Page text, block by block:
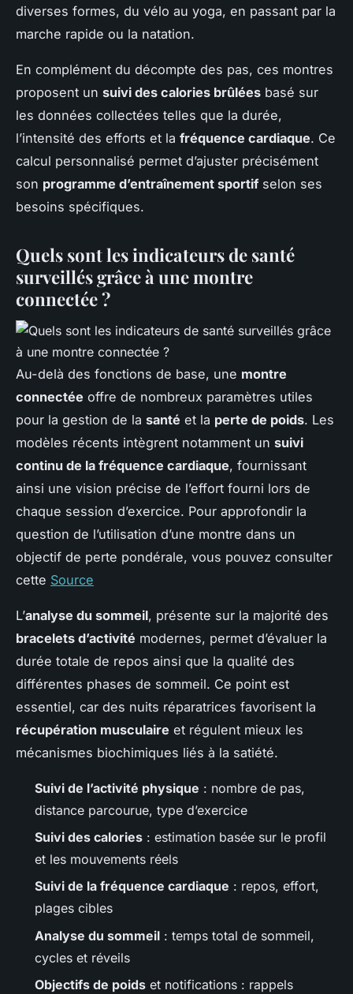
diverses formes, du vélo au yoga, en passant par la
marche rapide ou la natation.
En complément du décompte des pas, ces montres
proposent un suivi des calories brûlées basé sur
les données collectées telles que la durée,
l’intensité des efforts et la fréquence cardiaque. Ce
calcul personnalisé permet d’ajuster précisément
son programme d’entraînement sportifselon ses
besoins spécifiques.
Quels sont les indicateurs de santé
surveillés grâce à une montre
connectée ?
Au-delà des fonctions de base, une montre
connectée offre de nombreux paramètres utiles
pour la gestion de la santé et la perte de poids. Les
modèles récents intègrent notamment un suivi
continu de la fréquence cardiaque, fournissant
ainsi une vision précise de l’effort fourni lors de
chaque session d’exercice. Pour approfondir la
question de l’utilisation d’une montre dans un
objectif de perte pondérale, vous pouvez consulter
cette Source
L’analyse du sommeil, présente sur la majorité des
bracelets d’activité modernes, permet d’évaluer la
durée totale de repos ainsi que la qualité des
différentes phases de sommeil. Ce point est
essentiel, car des nuits réparatrices favorisent la
récupération musculaire et régulent mieux les
mécanismes biochimiques liés à la satiété.
Suivi de l’activité physique : nombre de pas,
distance parcourue, type d’exercice
Suivi des calories : estimation basée sur le profil
et les mouvements réels
Suivi de la fréquence cardiaque : repos, effort,
plages cibles
Analyse du sommeil : temps total de sommeil,
cycles et réveils
Objectifs de poids et notifications : rappels